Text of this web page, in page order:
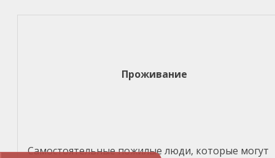
Проживание
Самостоятельные пожилые люди, которые могут